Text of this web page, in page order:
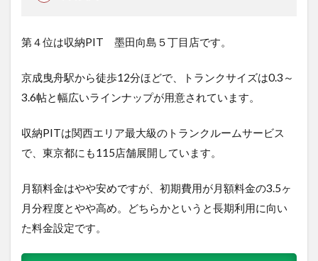
第４位は収納PIT 墨田向島５丁目店です。
京成曳舟駅から徒歩12分ほどで、
トランクサイズは0.3～
3.6帖と幅広いラインナップが用意されています。
収納PITは関西エリア最大級のトランクルームサービス
で、東京都にも115店舗展開しています。
月額料金はやや安めですが、初期費用が月額料金の3.5ヶ
月分程度とやや高め。どちらかというと長期利用に向い
た料金設定です。